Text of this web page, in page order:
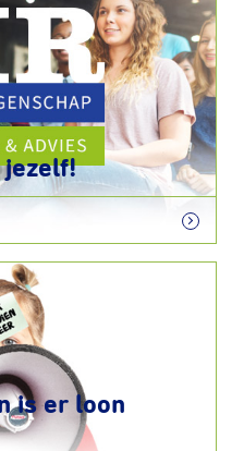
jezelf!
is er loon